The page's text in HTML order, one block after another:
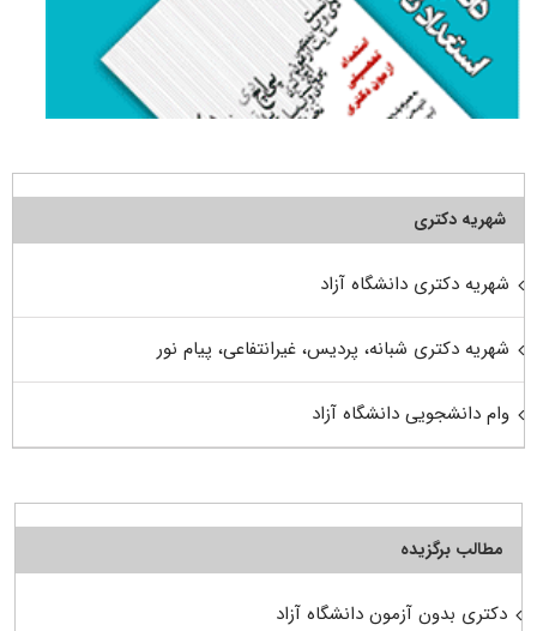
شهریه دکتری
شهریه دکتری دانشگاه آزاد
شهریه دکتری شبانه، پردیس، غیرانتفاعی، پیام نور
وام دانشجویی دانشگاه آزاد
مطالب برگزیده
دکتری بدون آزمون دانشگاه آزاد